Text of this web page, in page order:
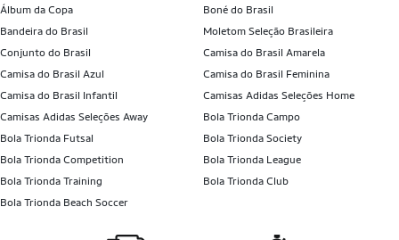
Álbum da Copa
Boné do Brasil
Bandeira do Brasil
Moletom Seleção Brasileira
Conjunto do Brasil
Camisa do Brasil Amarela
Camisa do Brasil Azul
Camisa do Brasil Feminina
Camisa do Brasil Infantil
Camisas Adidas Seleções Home
Camisas Adidas Seleções Away
Bola Trionda Campo
Bola Trionda Futsal
Bola Trionda Society
Bola Trionda Competition
Bola Trionda League
Bola Trionda Training
Bola Trionda Club
Bola Trionda Beach Soccer